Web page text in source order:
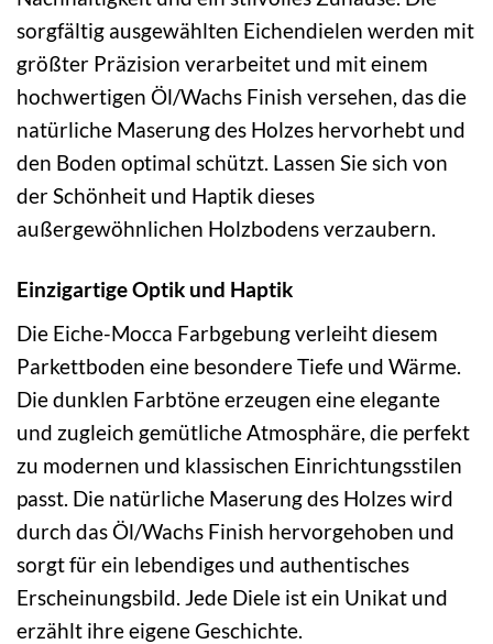
sorgfältig ausgewählten Eichendielen werden mit
größter Präzision verarbeitet und mit einem
hochwertigen Öl/Wachs Finish versehen, das die
natürliche Maserung des Holzes hervorhebt und
den Boden optimal schützt. Lassen Sie sich von
der Schönheit und Haptik dieses
außergewöhnlichen Holzbodens verzaubern.
Einzigartige Optik und Haptik
Die Eiche-Mocca Farbgebung verleiht diesem
Parkettboden eine besondere Tiefe und Wärme.
Die dunklen Farbtöne erzeugen eine elegante
und zugleich gemütliche Atmosphäre, die perfekt
zu modernen und klassischen Einrichtungsstilen
passt. Die natürliche Maserung des Holzes wird
durch das Öl/Wachs Finish hervorgehoben und
sorgt für ein lebendiges und authentisches
Erscheinungsbild. Jede Diele ist ein Unikat und
erzählt ihre eigene Geschichte.